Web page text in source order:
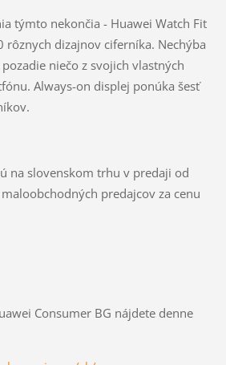
týmto nekončia - Huawei Watch Fit
rôznych dizajnov ciferníka. Nechýba
niečo z svojich vlastných
Always-on displej ponúka šesť
na slovenskom trhu v predaji od
predajcov za cenu
Consumer BG nájdete denne